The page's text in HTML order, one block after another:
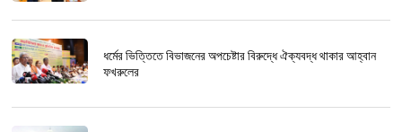
ধর্মের ভিত্তিতে বিভাজনের অপচেষ্টার বিরুদ্ধে ঐক্যবদ্ধ থাকার আহ্বান
ফখরুলের